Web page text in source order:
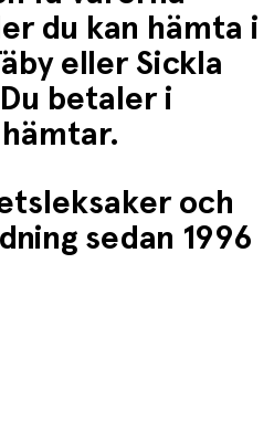
du kan hämta i
eller Sickla
betaler i
och
sedan 1996